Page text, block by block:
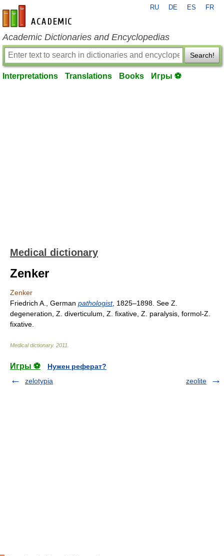
en-academic.com
RU DE ES FR
Academic Dictionaries and Encyclopedias
Search!
Interpretations Translations Books Игры ⚽
Medical dictionary
Zenker
Zenker
Friedrich A., German pathologist, 1825–1898. See Z.
degeneration, Z. diverticulum, Z. fixative, Z. paralysis, formol-Z.
fixative.
Medical dictionary. 2011
Игры ⚽
Нужен реферат?
zelotypia
zeolite